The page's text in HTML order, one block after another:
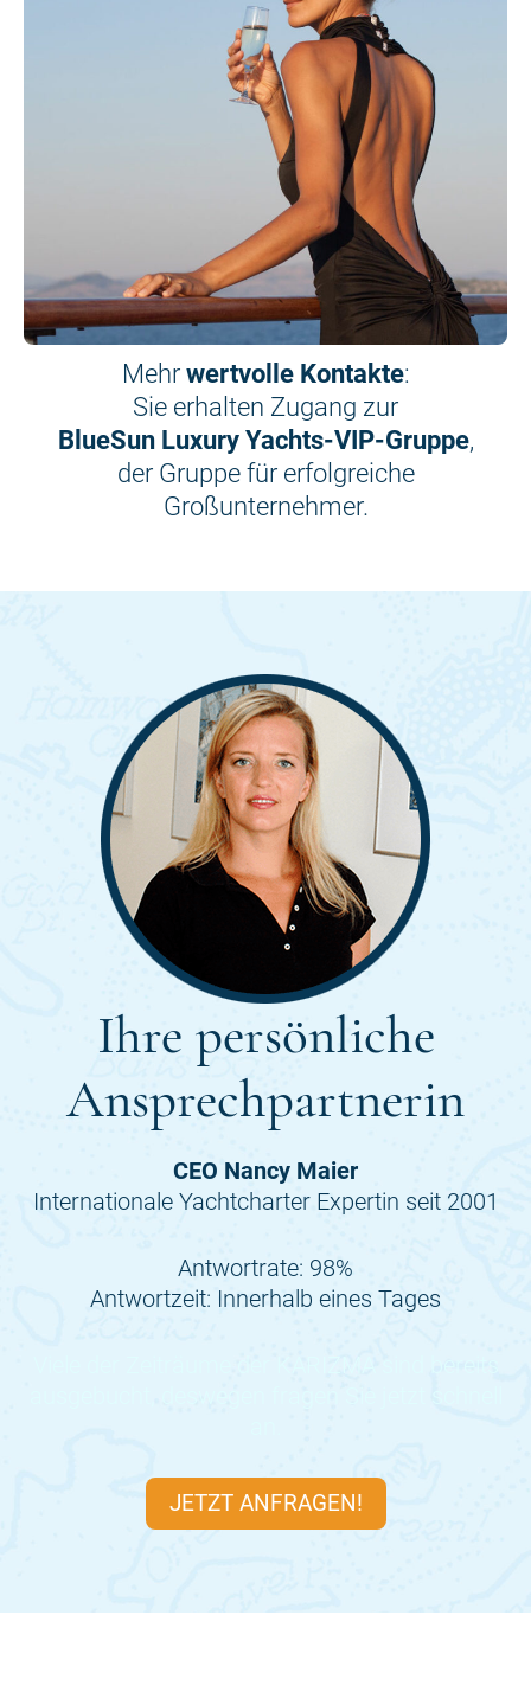
Mehr wertvolle Kontakte:
Sie erhalten Zugang zur
BlueSun Luxury Yachts-VIP-Gruppe,
der Gruppe für erfolgreiche
Großunternehmer.
Ihre persönliche
Ansprechpartnerin
CEO Nancy Maier
Internationale Yachtcharter Expertin seit 2001
Antwortrate: 98%
Antwortzeit: Innerhalb eines Tages
JETZT ANFRAGEN!